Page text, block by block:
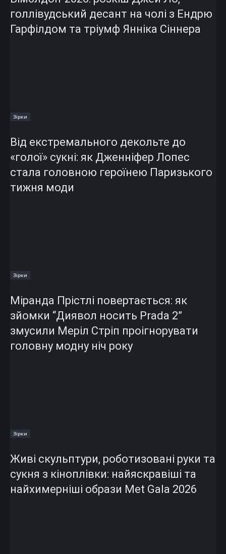
голлівудський десант на чолі з Ендрю
Гарфілдом та тріумф Янніка Сіннера
Зірки
Від екстремального декольте до
«голої» сукні: як Дженніфер Лопес
стала головною героїнею Паризького
тижня моди
Зірки
Міранда Прістлі повертається: як
зйомки “Диявол носить Prada 2”
змусили Меріл Стріп проігнорувати
головну модну ніч року
Зірки
Живі скульптури, роботизовані руки та
сукня з кіноплівки: найяскравіші та
найхимерніші образи Met Gala 2026